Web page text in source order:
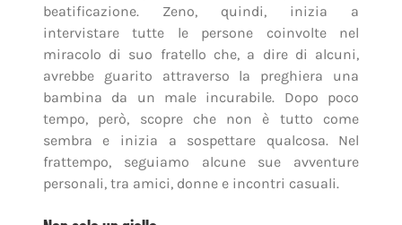
beatificazione. Zeno, quindi, inizia a
intervistare tutte le persone coinvolte nel
miracolo di suo fratello che, a dire di alcuni,
avrebbe guarito attraverso la preghiera una
bambina da un male incurabile. Dopo poco
tempo, però, scopre che non è tutto come
sembra e inizia a sospettare qualcosa. Nel
frattempo, seguiamo alcune sue avventure
personali, tra amici, donne e incontri casuali.